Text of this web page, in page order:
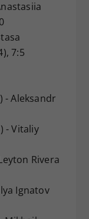
7:5
- Aleksandr
- Vitaliy
Rivera
Ignatov